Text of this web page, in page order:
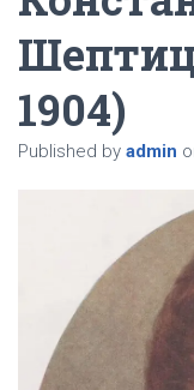
1904)
Published by admin